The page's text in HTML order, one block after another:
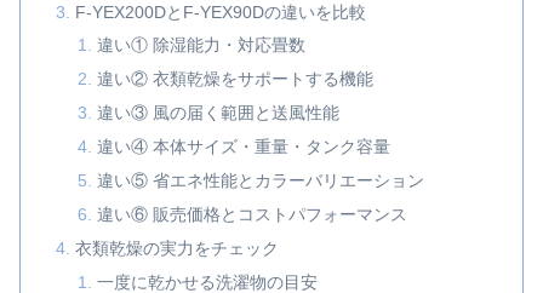
F-YEX200DとF-YEX90Dの違いを比較
違い① 除湿能力・対応畳数
違い② 衣類乾燥をサポートする機能
違い③ 風の届く範囲と送風性能
違い④ 本体サイズ・重量・タンク容量
違い⑤ 省エネ性能とカラーバリエーション
違い⑥ 販売価格とコストパフォーマンス
衣類乾燥の実力をチェック
一度に乾かせる洗濯物の目安